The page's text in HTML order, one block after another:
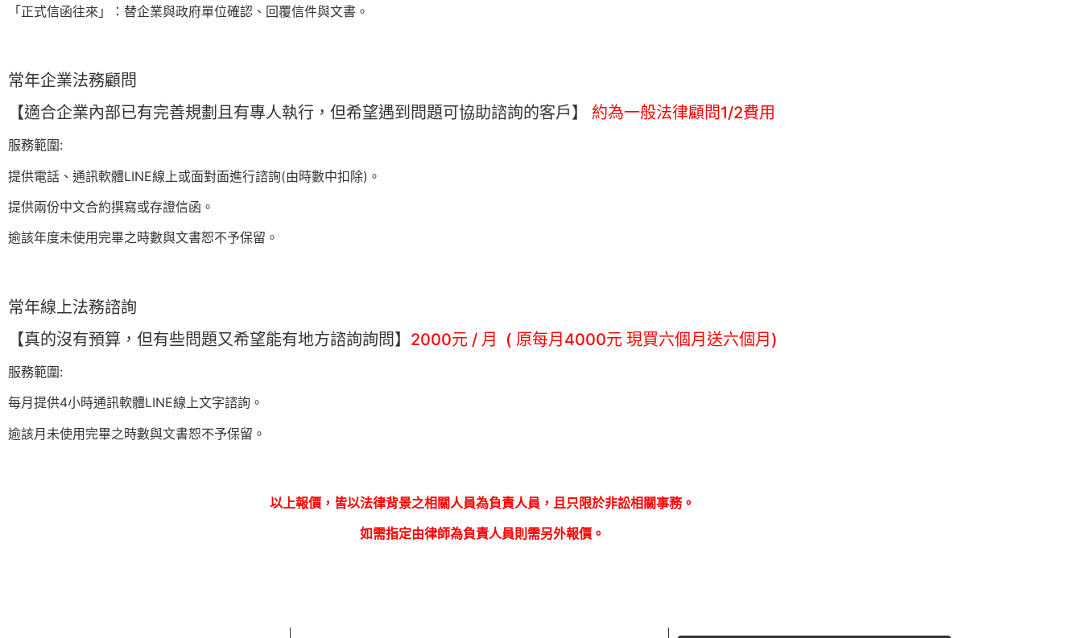
「正式信函往來」：替企業與政府單位確認、回覆信件與文書。
常年企業法務顧問
【適合企業內部已有完善規劃且有專人執行，但希望遇到問題可協助諮詢的客戶】 約為一般法律顧問1/2費用
服務範圍:
提供電話、通訊軟體LINE線上或面對面進行諮詢(由時數中扣除)。
提供兩份中文合約撰寫或存證信函。
逾該年度未使用完畢之時數與文書恕不予保留。
常年線上法務諮詢
【真的沒有預算，但有些問題又希望能有地方諮詢詢問】 2000元 / 月 ( 原每月4000元 現買六個月送六個月)
服務範圍:
每月提供4小時通訊軟體LINE線上文字諮詢。
逾該月未使用完畢之時數與文書恕不予保留。
以上報價，皆以法律背景之相關人員為負責人員，且只限於非訟相關事務。
如需指定由律師為負責人員則需另外報價。